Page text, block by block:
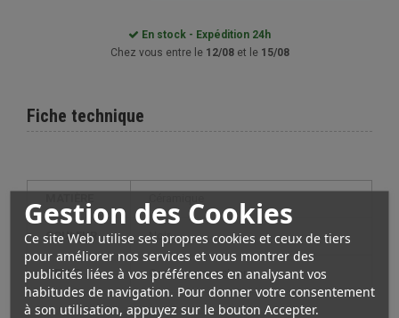
Gestion des Cookies
Ce site Web utilise ses propres cookies et ceux de tiers
pour améliorer nos services et vous montrer des
publicités liées à vos préférences en analysant vos
habitudes de navigation. Pour donner votre consentement
à son utilisation, appuyez sur le bouton Accepter.
En stock - Expédition 24h
Chez vous entre le 12/08et le 15/08
Fiche technique
COULEUR Noir
STYLE cendrier pour cigare